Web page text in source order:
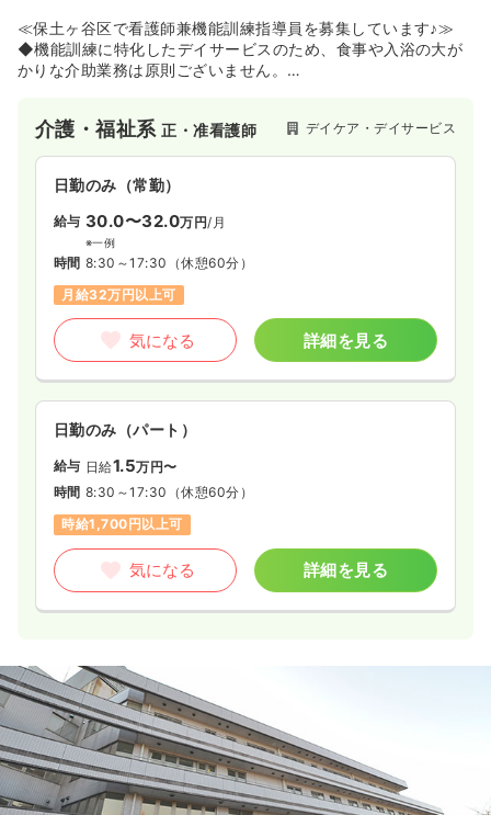
≪保土ヶ谷区で看護師兼機能訓練指導員を募集しています♪≫
◆機能訓練に特化したデイサービスのため、食事や入浴の大が
かりな介助業務は原則ございません。
介護・福祉系正・准看護師 デイケア・デイサービス
日勤のみ（常勤）
給与 30.0〜32.0万円/月
※一例
時間 8:30～17:30 （休憩60分）
月給32万円以上可
気になる 詳細を見る
日勤のみ（パート）
給与 日給1.5万円〜
時間 8:30～17:30 （休憩60分）
時給1,700円以上可
気になる 詳細を見る